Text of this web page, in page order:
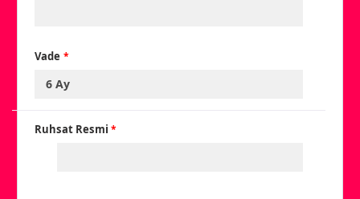
Vade *
Ruhsat Resmi*